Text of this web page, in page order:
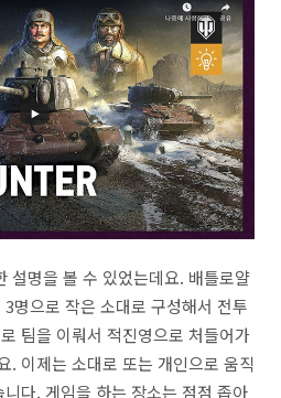
설명을 볼 수 있었는데요. 배틀로얄
명으로 작은 소대로 구성해서 전투
팀을 이뤄서 적진영으로 처들어가
. 이제는 소대로 또는 개인으로 움직
다. 게임을 하는 장소는 점점 좁아